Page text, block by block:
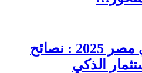
العقارات في مصر 2025 : نصائح
الذكي